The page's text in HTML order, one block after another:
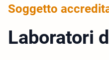
Soggetto
Laboratori